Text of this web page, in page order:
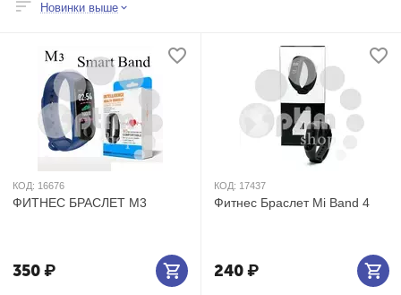
Новинки выше
КОД: 16676
ФИТНЕС БРАСЛЕТ M3
350₽
КОД: 17437
Фитнес Браслет Mi Band 4
240₽